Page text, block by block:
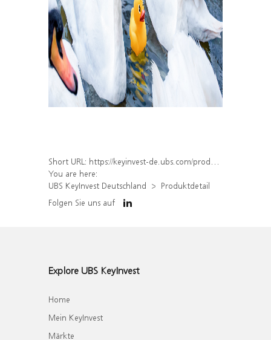
Short URL: https://keyinvest-de.ubs.com/produkt/detail/index/isin/DE000WA6YQT4
You are here:
UBS KeyInvest Deutschland
Produktdetail
Folgen Sie uns auf
Explore UBS KeyInvest
Home
Mein KeyInvest
Märkte